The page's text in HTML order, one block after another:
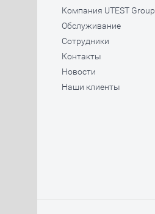
Компания UTEST Group
Обслуживание
Сотрудники
Контакты
Новости
Наши клиенты